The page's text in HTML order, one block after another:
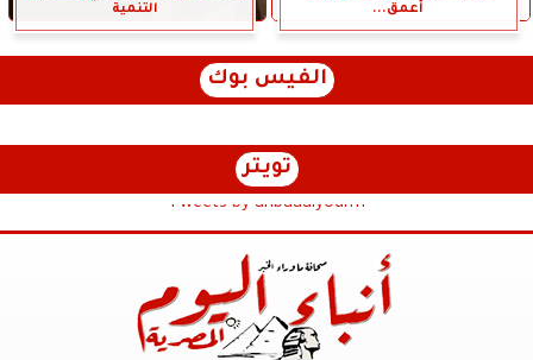
أعمق...
التنمية
الفيس بوك
تويتر
Tweets by anbaaalyoum1